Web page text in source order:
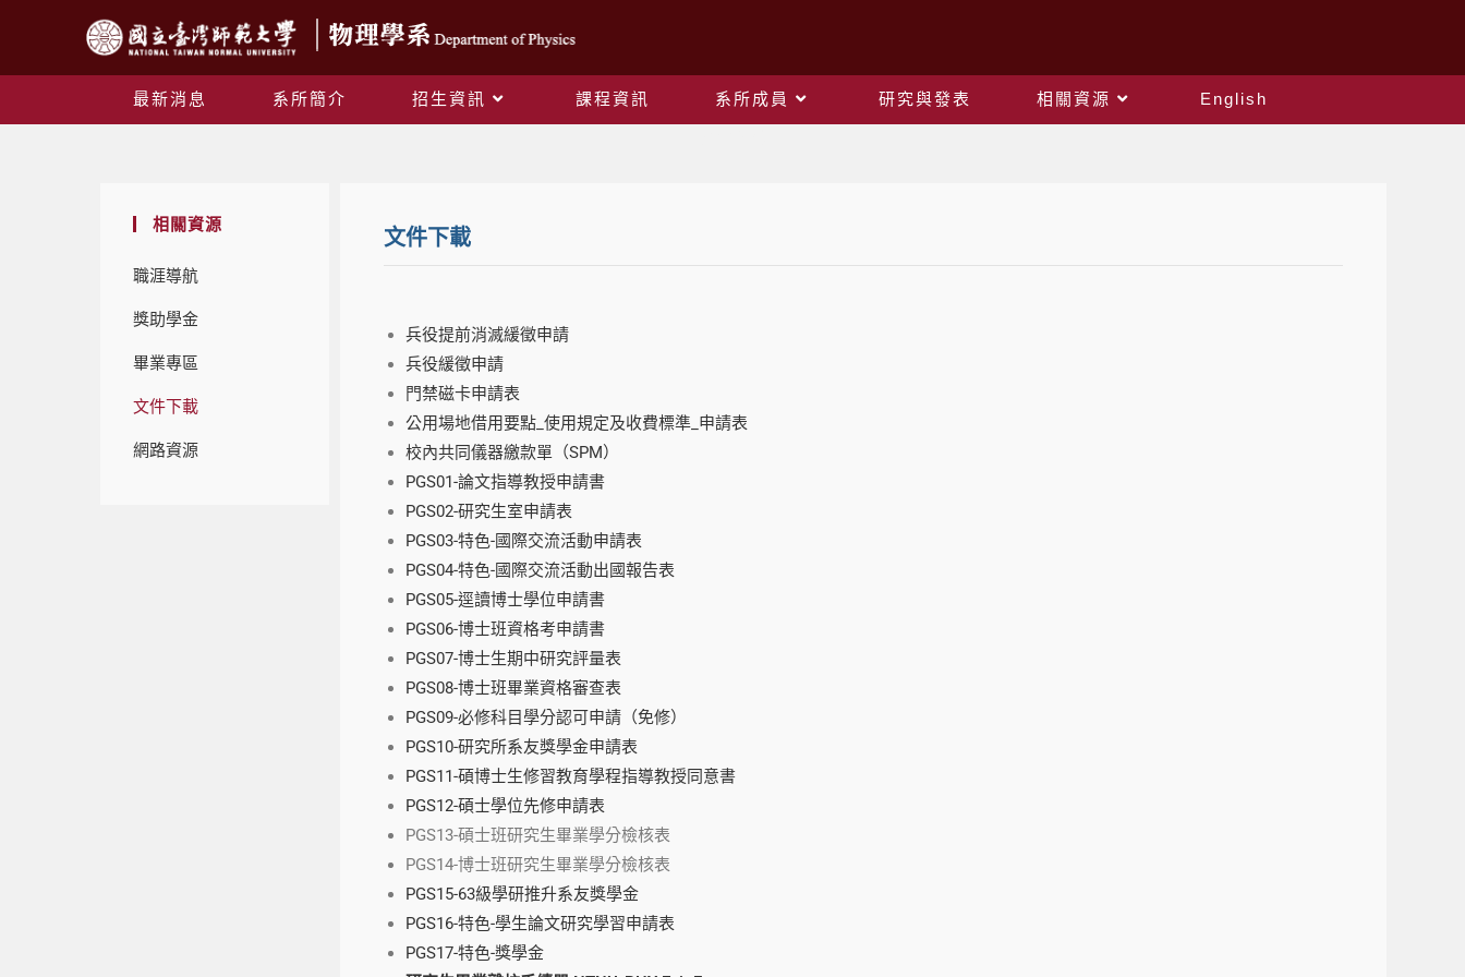
最新消息 系所簡介 招生資訊 課程資訊 系所成員 研究與發表 相關資源 English
相關資源
職涯導航
獎助學金
畢業專區
文件下載
網路資源
文件下載
兵役提前消滅緩徵申請
兵役緩徵申請
門禁磁卡申請表
公用場地借用要點_使用規定及收費標準_申請表
校內共同儀器繳款單（SPM）
PGS01-論文指導教授申請書
PGS02-研究生室申請表
PGS03-特色-國際交流活動申請表
PGS04-特色-國際交流活動出國報告表
PGS05-逕讀博士學位申請書
PGS06-博士班資格考申請書
PGS07-博士生期中研究評量表
PGS08-博士班畢業資格審查表
PGS09-必修科目學分認可申請（免修）
PGS10-研究所系友獎學金申請表
PGS11-碩博士生修習教育學程指導教授同意書
PGS12-碩士學位先修申請表
PGS13-碩士班研究生畢業學分檢核表
PGS14-博士班研究生畢業學分檢核表
PGS15-63級學研推升系友獎學金
PGS16-特色-學生論文研究學習申請表
PGS17-特色-獎學金